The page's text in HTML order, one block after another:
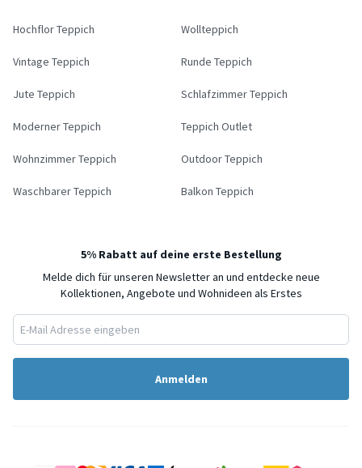
Hochflor Teppich Wollteppich
Vintage Teppich Runde Teppich
Jute Teppich Schlafzimmer Teppich
Moderner Teppich Teppich Outlet
Wohnzimmer Teppich Outdoor Teppich
Waschbarer Teppich Balkon Teppich
5% Rabatt auf deine erste Bestellung
Melde dich für unseren Newsletter an und entdecke neue
Kollektionen, Angebote und Wohnideen als Erstes
Anmelden